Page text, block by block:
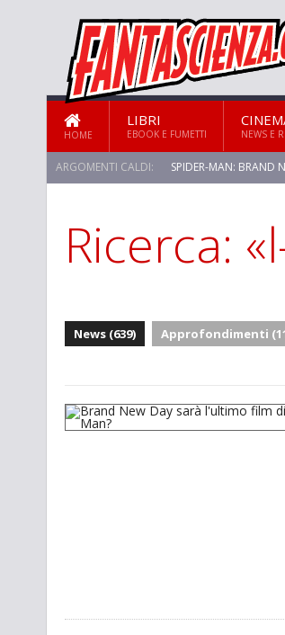
HOME
LIBRI
EBOOK E FUMETTI NEWS E
ARGOMENTI CALDI: SPIDER-MAN: BRAND
Ricerca:
News (639) Approfondimenti